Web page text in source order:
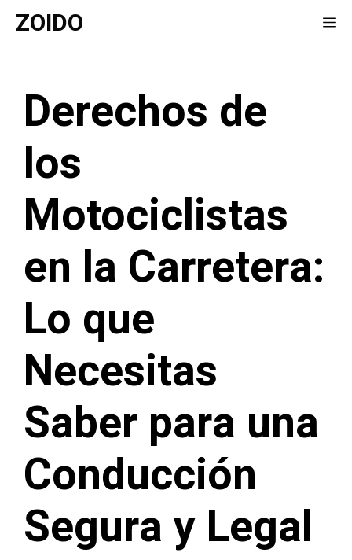
Saltar
ZOIDO
Derechos de
los
Motociclistas
en la Carretera:
Lo que
Necesitas
Saber para una
Conducción
Segura y Legal